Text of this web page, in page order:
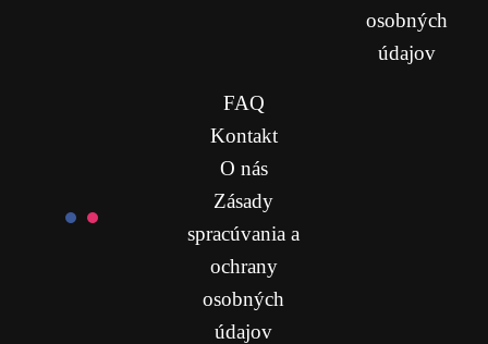
osobných
údajov
FAQ
Kontakt
O nás
Zásady
spracúvania a
ochrany
osobných
údajov